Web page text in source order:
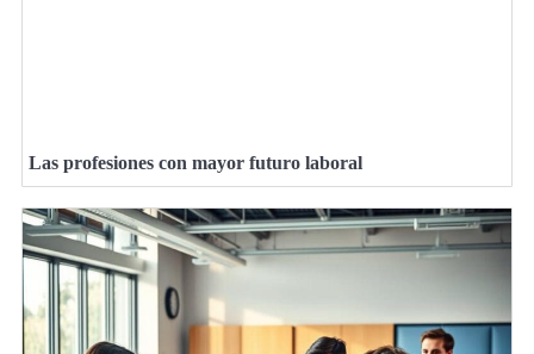
Las profesiones con mayor futuro laboral